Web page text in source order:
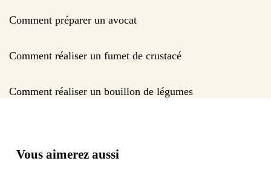
Comment préparer un avocat
Comment réaliser un fumet de crustacé
Comment réaliser un bouillon de légumes
Vous aimerez aussi